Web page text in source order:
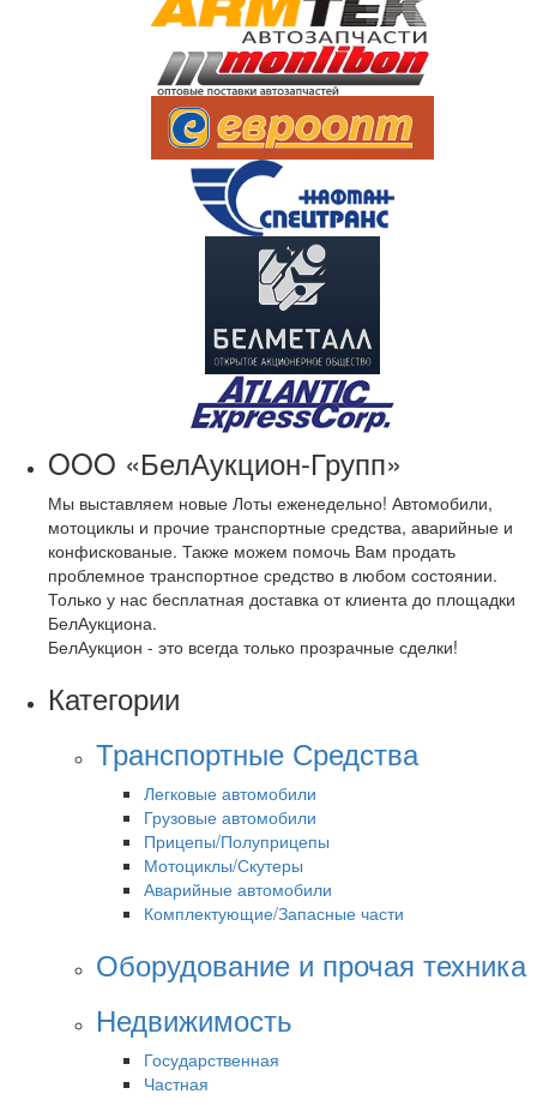
OOO «БелАукцион-Групп»
Мы выставляем новые Лоты еженедельно! Автомобили,
мотоциклы и прочие транспортные средства, аварийные и
конфискованые. Также можем помочь Вам продать
проблемное транспортное средство в любом состоянии.
Только у нас бесплатная доставка от клиента до площадки
БелАукциона.
БелАукцион - это всегда только прозрачные сделки!
Категории
Транспортные Средства
Легковые автомобили
Грузовые автомобили
Прицепы/Полуприцепы
Мотоциклы/Скутеры
Аварийные автомобили
Комплектующие/Запасные части
Оборудование и прочая техника
Недвижимость
Государственная
Частная